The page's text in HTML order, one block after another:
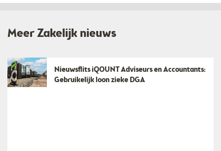
Meer Zakelijk nieuws
Nieuwsflits iQOUNT Adviseurs en Accountants:
Gebruikelijk loon zieke DGA